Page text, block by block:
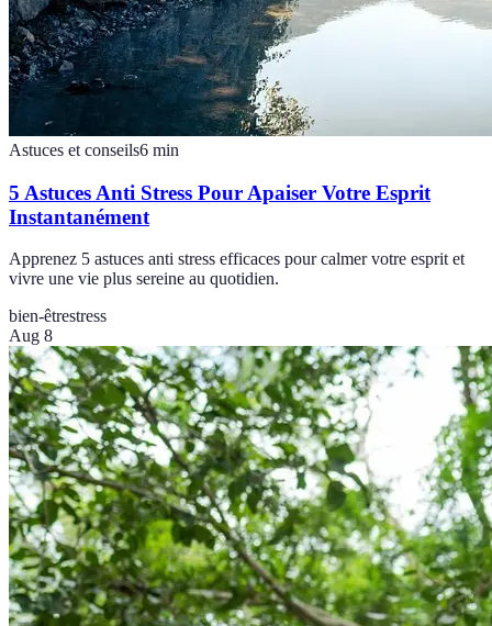
Astuces et conseils6 min
5 Astuces Anti Stress Pour Apaiser Votre Esprit
Instantanément
Apprenez 5 astuces anti stress efficaces pour calmer votre esprit et
vivre une vie plus sereine au quotidien.
bien-êtrestress
Aug 8